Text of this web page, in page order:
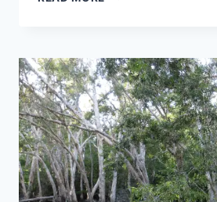
KOTA
SURABAYA